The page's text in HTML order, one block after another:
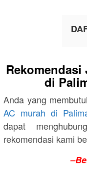
Rekomendasi
di
Anda yang
AC murah di
dapat
rekomendasi kami